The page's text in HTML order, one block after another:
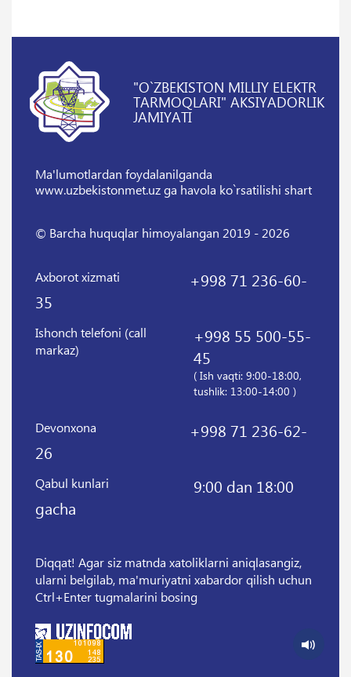
"O`ZBEKISTON MILLIY ELEKTR
TARMOQLARI" AKSIYADORLIK
JAMIYATI
Ma'lumotlardan foydalanilganda
www.uzbekistonmet.uz ga havola ko`rsatilishi shart
© Barcha huquqlar himoyalangan 2019 - 2026
Axborot xizmati
+998 71 236-60-
35
Ishonch telefoni (call
markaz)
+998 55 500-55-
45
( Ish vaqti: 9:00-18:00,
tushlik: 13:00-14:00 )
Devonxona
+998 71 236-62-
26
Qabul kunlari
9:00 dan 18:00
gacha
Diqqat! Agar siz matnda xatoliklarni aniqlasangiz,
ularni belgilab, ma'muriyatni xabardor qilish uchun
Ctrl+Enter tugmalarini bosing